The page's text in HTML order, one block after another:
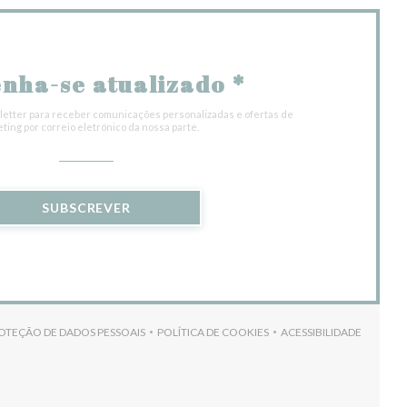
se atualizado *
para receber comunicações personalizadas e ofertas de
por correio eletrónico da nossa parte.
SUBSCREVER
DE DADOS PESSOAIS
((ABRE NUMA NOVA JANELA))
POLÍTICA DE COOKIES
((ABRE NUMA NOVA JANELA))
ACESSIBILIDADE
((ABRE NUMA